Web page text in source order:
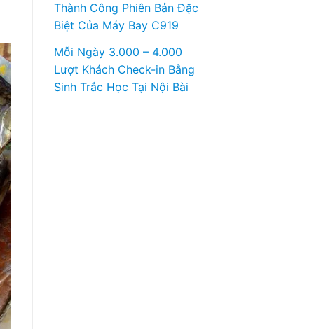
Thành Công Phiên Bản Đặc
Biệt Của Máy Bay C919
Mỗi Ngày 3.000 – 4.000
Lượt Khách Check-in Bằng
Sinh Trắc Học Tại Nội Bài